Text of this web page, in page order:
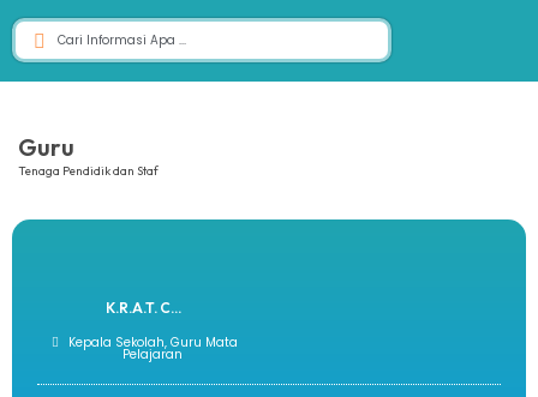
Guru
Tenaga Pendidik dan Staf
K.R.A.T. C...
Kepala Sekolah, Guru Mata
Pelajaran